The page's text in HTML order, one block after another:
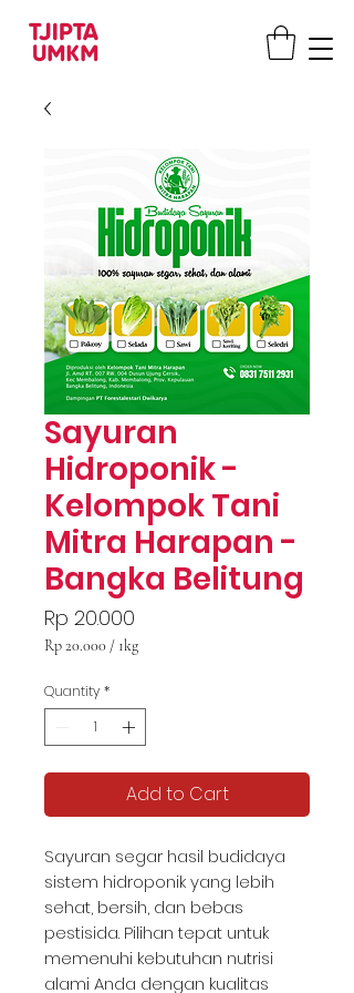
Sayuran
Hidroponik -
Kelompok Tani
Mitra Harapan -
Bangka Belitung
Rp 20.000
Rp 20.000 / 1kg
per
1
Kilogram
Quantity *
Add to Cart
Sayuran segar hasil budidaya
sistem hidroponik yang lebih
sehat, bersih, dan bebas
pestisida. Pilihan tepat untuk
memenuhi kebutuhan nutrisi
alami Anda dengan kualitas